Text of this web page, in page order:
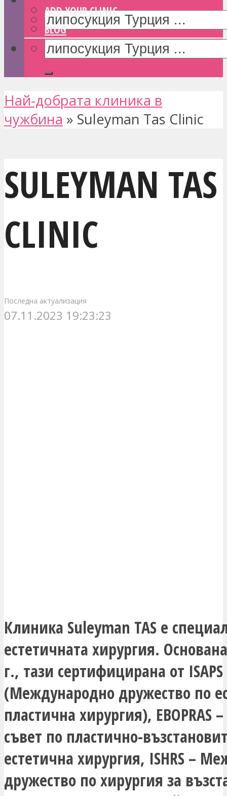
ADD YOUR CLINIC
BLOG
Най-добрата клиника в
чужбина » Suleyman Tas Clinic
SULEYMAN TAS
CLINIC
Последна актуализация
07.11.2023 19:23:23
Клиника Suleyman TAS е
естетичната хирургия.
г., тази сертифицирана от ISAPS
(Международно дружество по
пластична хирургия), EBOPRAS
съвет по пластично-
естетична хирургия, ISHRS –
дружество по хирургия за